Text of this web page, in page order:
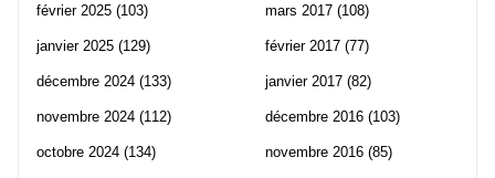
février 2025 (103)
janvier 2025 (129)
décembre 2024 (133)
novembre 2024 (112)
octobre 2024 (134)
mars 2017 (108)
février 2017 (77)
janvier 2017 (82)
décembre 2016 (103)
novembre 2016 (85)